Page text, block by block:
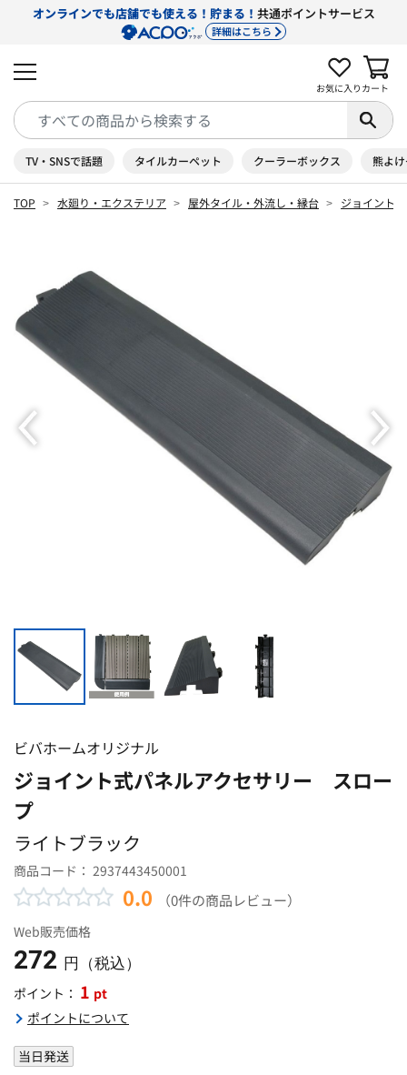
オンラインでも店舗でも使える！貯まる！ 共通ポイントサービス
詳細はこちら
お気に入り カート
TV・SNSで話題 タイルカーペット クーラーボックス 熊よ
TOP 水廻り・エクステリア 屋外タイル・外流し・縁台 ジョイント
ビバホームオリジナル
ジョイント式パネルアクセサリー スロー
プ
ライトブラック
商品コード： 2937443450001
0.0 （0件の商品レビュー）
Web販売価格
272 円（税込）
ポイント： 1 pt
ポイントについて
当日発送